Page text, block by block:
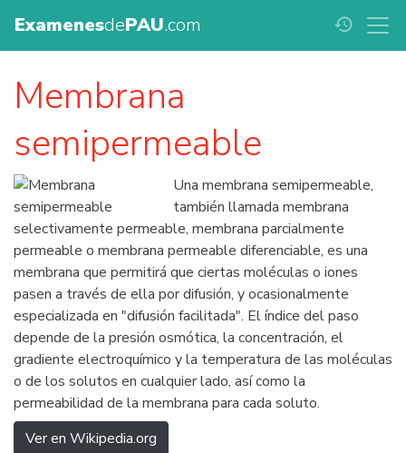
ExamenesdePAU.com history
Membrana
semipermeable
Una membrana semipermeable,
también llamada membrana
selectivamente permeable, membrana parcialmente
permeable o membrana permeable diferenciable, es una
membrana que permitirá que ciertas moléculas o iones
pasen a través de ella por difusión, y ocasionalmente
especializada en "difusión facilitada". El índice del paso
depende de la presión osmótica, la concentración, el
gradiente electroquímico y la temperatura de las moléculas
o de los solutos en cualquier lado, así como la
permeabilidad de la membrana para cada soluto.
Ver en Wikipedia.org